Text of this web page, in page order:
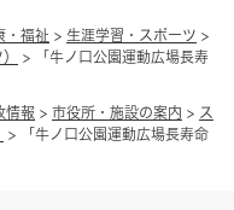
・福祉 > 生涯学習・スポーツ >
>
「牛ノ口公園運動広場長寿
情報 > 市役所・施設の案内 > ス
>
「牛ノ口公園運動広場長寿命